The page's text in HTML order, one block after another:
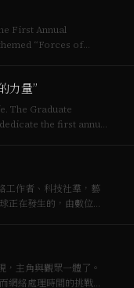
“Forces of
力量”
The Graduate
the first annual
工作者、科技社羣，藝
正在發生的，由數位文
主角與觀眾一體了。
網絡處理時間的挑戰才